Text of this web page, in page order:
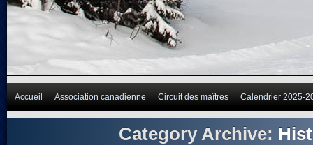
Accueil Association canadienne Circuit des maîtres Calendrier 2025-
Category Archive: